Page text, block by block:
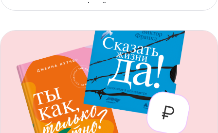
с доступом офлайн